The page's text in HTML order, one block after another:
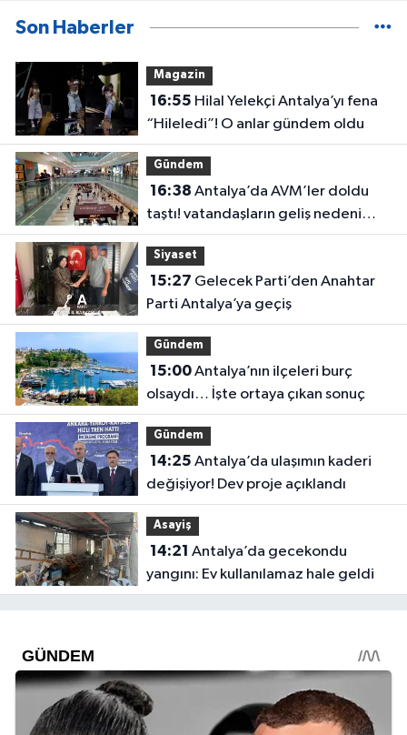
Son Haberler
Magazin
16:55
“Hileledi”! O anlar gündem oldu
Gündem
16:38
taştı! vatandaşların geliş nedeni
farklı çıktı
Siyaset
15:27
Parti Antalya’ya geçiş
Gündem
15:00Antalya’nın ilçeleri burç
olsaydı… İşte ortaya çıkan sonuç
Gündem
14:25
değişiyor! Dev proje açıklandı
Asayiş
14:21
yangını: Ev kullanılamaz hale geldi